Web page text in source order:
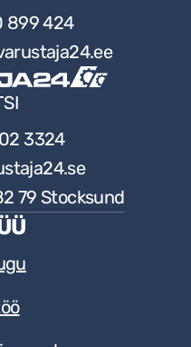
899 424
3324
79 Stocksund